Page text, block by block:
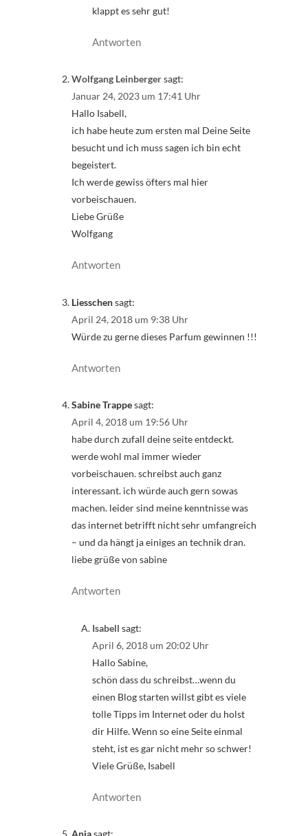
klappt es sehr gut!
Antworten
Wolfgang Leinbergersagt:
Januar 24, 2023 um 17:41 Uhr
Hallo Isabell,
ich habe heute zum ersten mal Deine Seite
besucht und ich muss sagen ich bin echt
begeistert.
Ich werde gewiss öfters mal hier
vorbeischauen.
Liebe Grüße
Wolfgang
Antworten
Liesschensagt:
April 24, 2018 um 9:38 Uhr
Würde zu gerne dieses Parfum gewinnen !!!
Antworten
Sabine Trappesagt:
April 4, 2018 um 19:56 Uhr
habe durch zufall deine seite entdeckt.
werde wohl mal immer wieder
vorbeischauen. schreibst auch ganz
interessant. ich würde auch gern sowas
machen. leider sind meine kenntnisse was
das internet betrifft nicht sehr umfangreich
– und da hängt ja einiges an technik dran.
liebe grüße von sabine
Antworten
Isabell sagt:
April 6, 2018 um 20:02 Uhr
Hallo Sabine,
schön dass du schreibst…wenn du
einen Blog starten willst gibt es viele
tolle Tipps im Internet oder du holst
dir Hilfe. Wenn so eine Seite einmal
steht, ist es gar nicht mehr so schwer!
Viele Grüße, Isabell
Antworten
Anjasagt: